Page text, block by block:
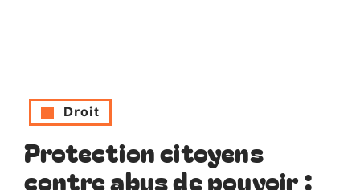
Droit
Protection citoyens
contre abus de pouvoir :